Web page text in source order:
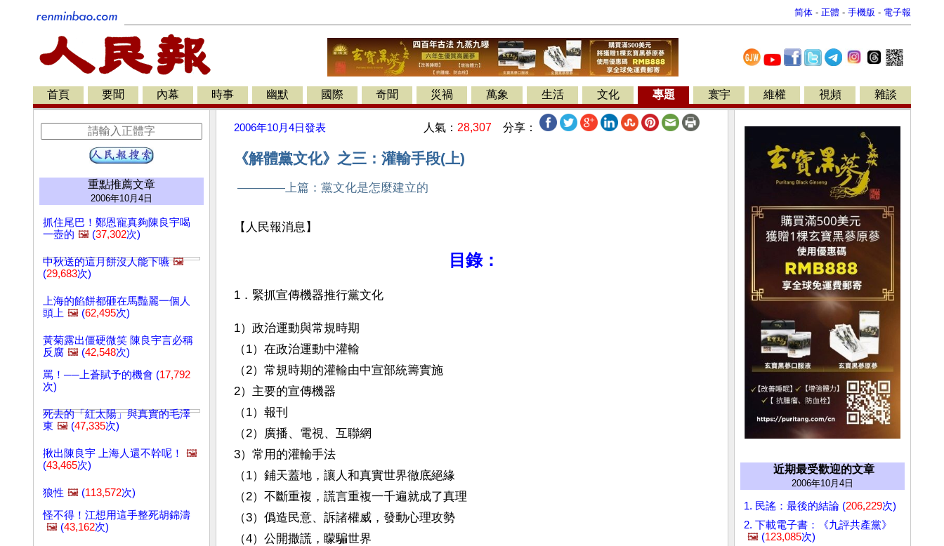
简体 - 正體 - 手機版 - 電子報
首頁 要聞 內幕 時事 幽默 國際 奇聞 災禍 萬象 生活 文化 專題 寰宇 維權 視頻 雜談
重點推薦文章
2006年10月4日
抓住尾巴！鄭恩寵真夠陳良宇喝
一壺的 🖼️ (37,302次)
中秋送的這月餅沒人能下嚥 🖼️
(29,683次)
上海的餡餅都砸在馬豔麗一個人
頭上 🖼️ (62,495次)
黃菊露出僵硬微笑 陳良宇言必稱
反腐 🖼️ (42,548次)
罵！──上蒼賦予的機會 (17,792
次)
死去的「紅太陽」與真實的毛澤
東 🖼️ (47,335次)
揪出陳良宇 上海人還不幹呢！
🖼️
(43,465次)
狼性 🖼️ (113,572次)
怪不得！江想用這手整死胡錦濤
🖼️ (43,162次)
2006年10月4日發表 人氣： 28,307 分享：
《解體黨文化》之三：灌輸手段(上)
————上篇：黨文化是怎麼建立的
【人民報消息】
目錄：
1．緊抓宣傳機器推行黨文化
1）政治運動與常規時期
（1）在政治運動中灌輸
（2）常規時期的灌輸由中宣部統籌實施
2）主要的宣傳機器
（1）報刊
（2）廣播、電視、互聯網
3）常用的灌輸手法
（1）鋪天蓋地，讓人和真實世界徹底絕緣
（2）不斷重複，謊言重複一千遍就成了真理
（3）僞造民意、訴諸權威，發動心理攻勢
（4）公開撒謊，矇騙世界
近期最受歡迎的文章
2006年10月4日
1. 民謠：最後的結論 (206,229次)
2. 下載電子書：《九評共產黨》
🖼️ (123,085次)